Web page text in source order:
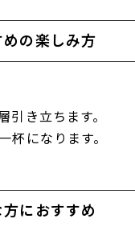
めの楽しみ方
引き立ちます。
杯になります。
方におすすめ